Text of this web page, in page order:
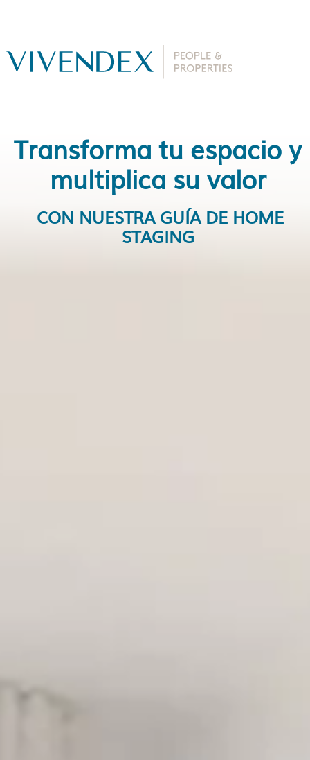
Transforma tu espacio y
multiplica su valor
CON NUESTRA GUÍA DE HOME
STAGING